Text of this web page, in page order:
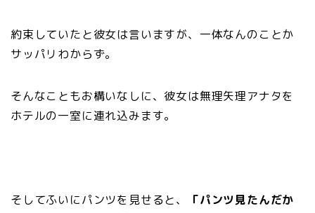
約束していたと彼女は言いますが、一体なんのことか
サッパリわからず。
そんなこともお構いなしに、彼女は無理矢理アナタを
ホテルの一室に連れ込みます。
そしてふいにパンツを見せると、
「パンツ見たんだか